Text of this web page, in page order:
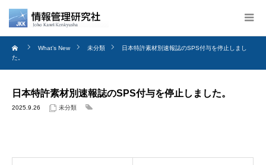
What’s New 未分類
日本特許素材別速報誌のSPS付与を停止しまし
た。
日本特許素材別速報誌のSPS付与を停止しました。
2025.9.26 未分類